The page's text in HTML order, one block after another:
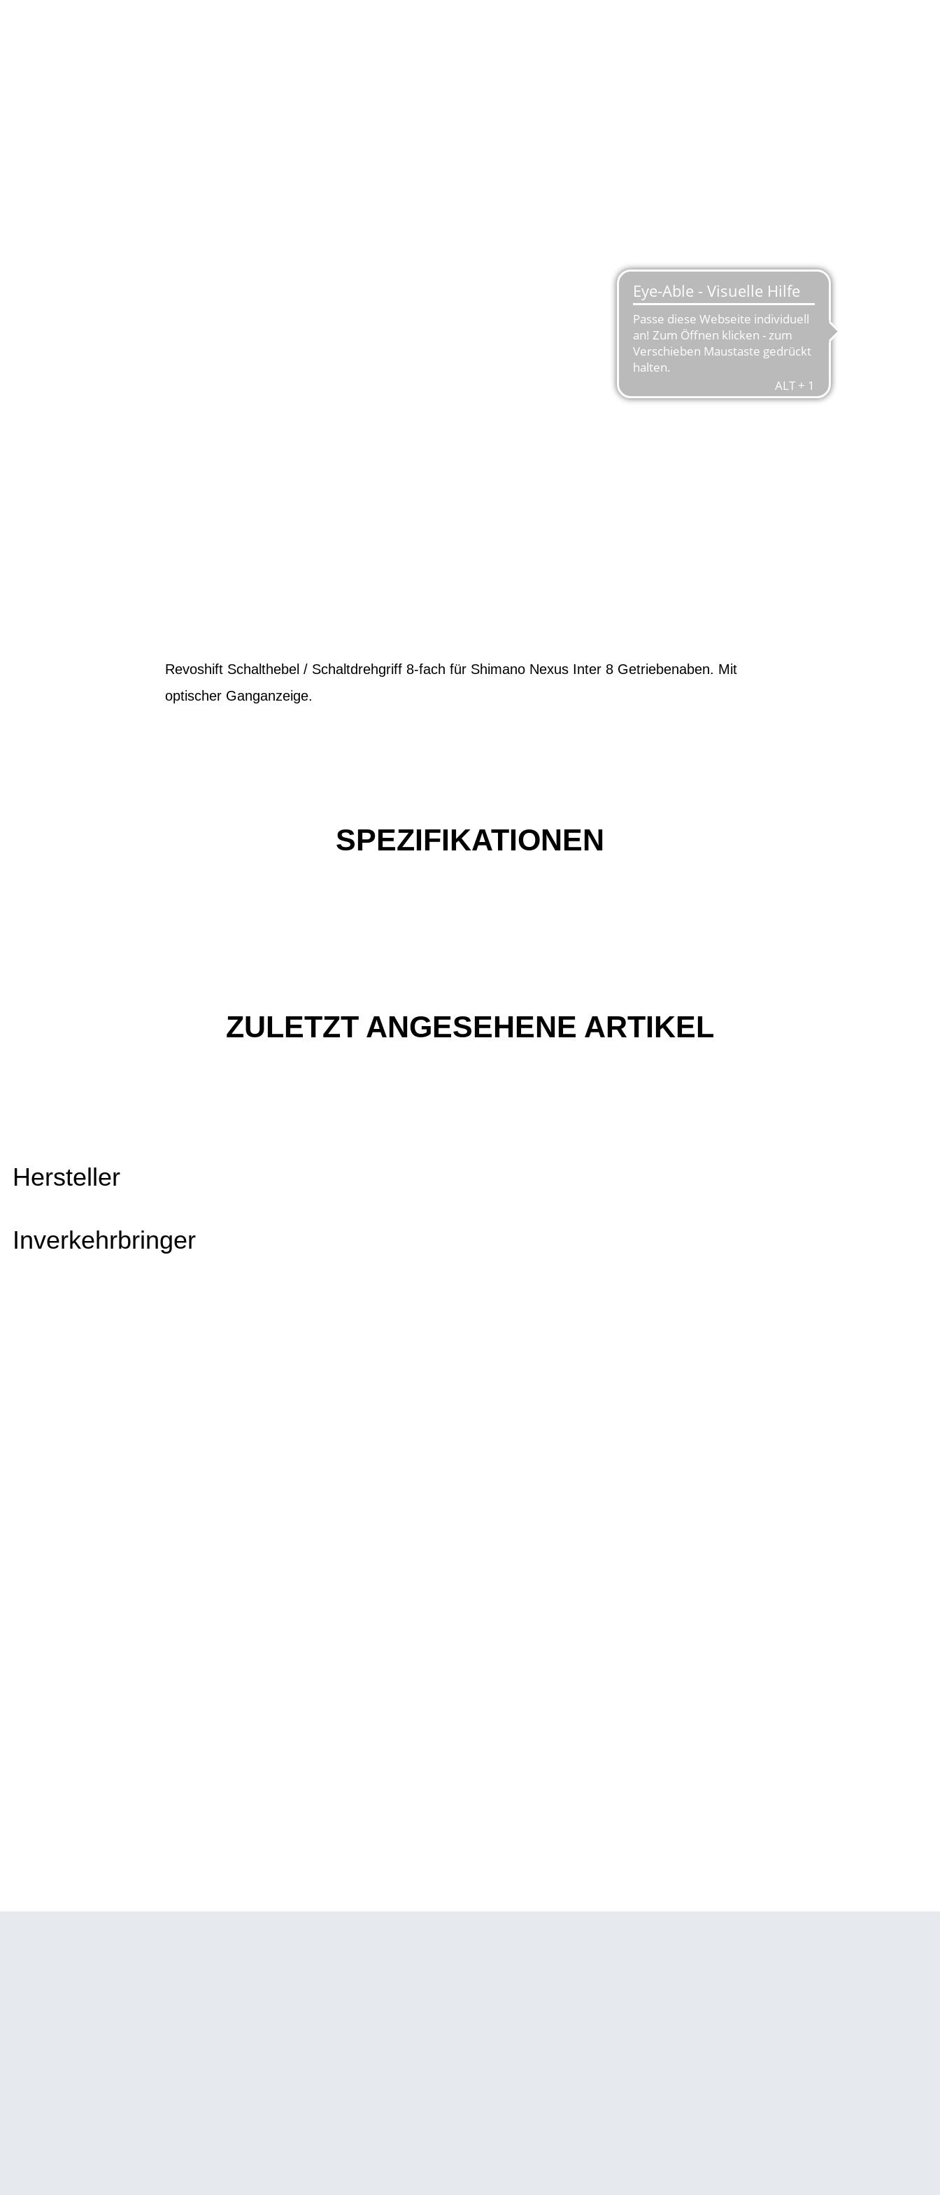
Revoshift Schalthebel / Schaltdrehgriff 8-fach für Shimano Nexus Inter 8 Getriebenaben. Mit
optischer Ganganzeige.
SPEZIFIKATIONEN
ZULETZT ANGESEHENE ARTIKEL
Hersteller
Inverkehrbringer